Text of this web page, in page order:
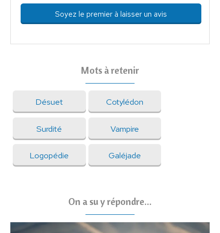
Soyez le premier à laisser un avis
Mots à retenir
Désuet Cotylédon
Surdité Vampire
Logopédie Galéjade
On a su y répondre...